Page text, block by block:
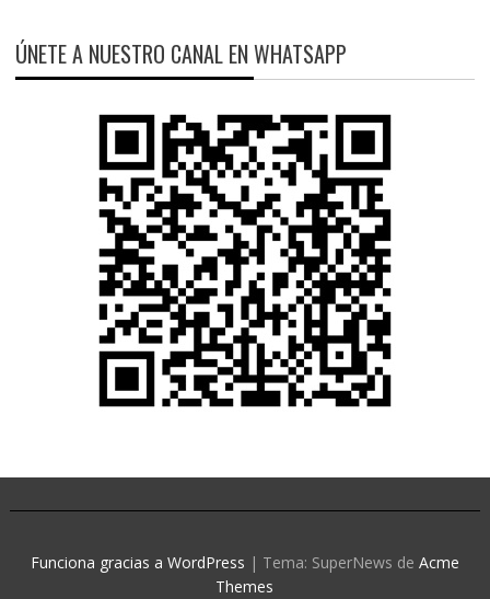
ÚNETE A NUESTRO CANAL EN WHATSAPP
Funciona gracias a WordPress | Tema: SuperNews de Acme
Themes